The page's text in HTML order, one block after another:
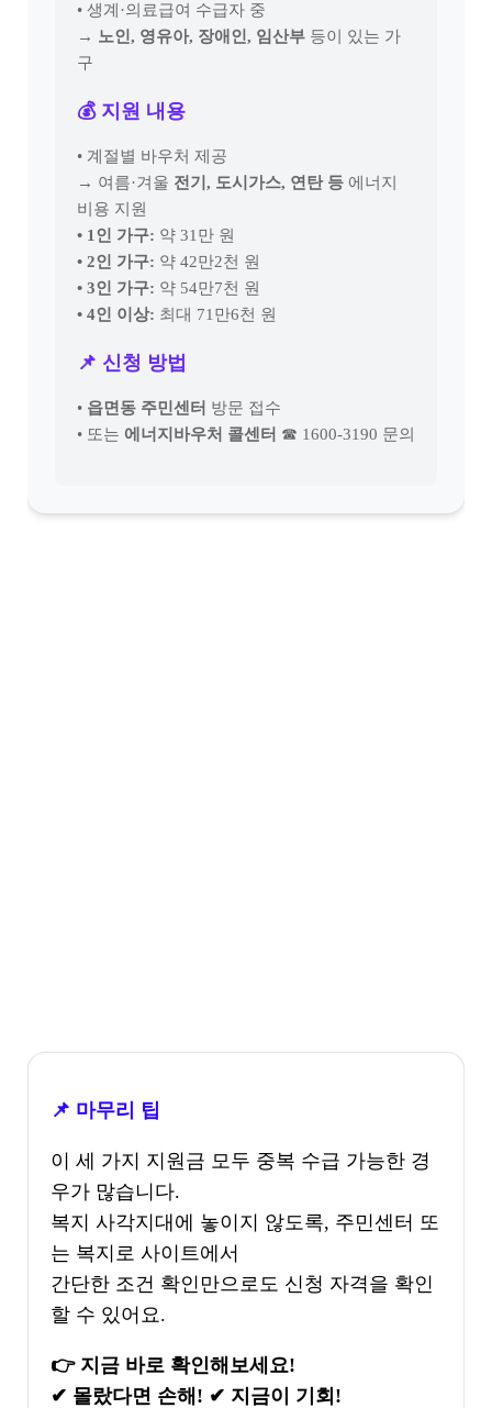
• 생계·의료급여 수급자 중
→ 노인, 영유아, 장애인, 임산부 등이 있는 가
구
💰 지원 내용
• 계절별 바우처 제공
→ 여름·겨울 전기, 도시가스, 연탄 등 에너지
비용 지원
• 1인 가구: 약 31만 원
• 2인 가구: 약 42만2천 원
• 3인 가구: 약 54만7천 원
• 4인 이상: 최대 71만6천 원
📌 신청 방법
• 읍면동 주민센터 방문 접수
• 또는 에너지바우처 콜센터 ☎ 1600-3190 문의
📌 마무리 팁
이 세 가지 지원금 모두 중복 수급 가능한 경
우가 많습니다.
복지 사각지대에 놓이지 않도록, 주민센터 또
는 복지로 사이트에서
간단한 조건 확인만으로도 신청 자격을 확인
할 수 있어요.
👉 지금 바로 확인해보세요!
✔ 몰랐다면 손해! ✔ 지금이 기회!